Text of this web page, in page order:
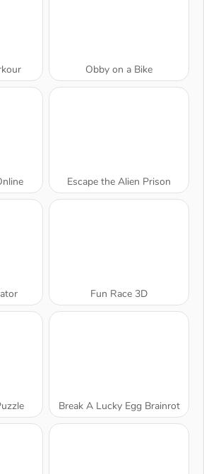
Obby on a Bike
Escape the Alien Prison
Fun Race 3D
Break A Lucky Egg Brainrot